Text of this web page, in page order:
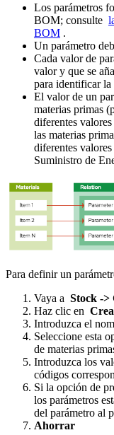
Los parámetros
BOM; consulte
BOM .
Un parámetro
Cada valor de
valor y que se
para identificar
El valor de un
materias primas
diferentes
las materias
diferentes
Suministro de
Para definir un
Vaya a Stock ->
Haz clic en
Introduzca el
Seleccione esta
de materias
Introduzca los
códigos
Si la opción de
los parámetros
del parámetro al
Ahorrar